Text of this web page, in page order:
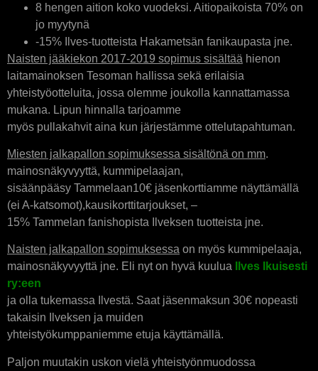
8 hengen aition koko vuodeksi. Aitiopaikoista 70% on
jo myytynä
-15% Ilves-tuotteista Hakametsän fanikaupasta jne.
Naisten jääkiekon 2017-2019 sopimus sisältää hienon
laitamainoksen Tesoman hallissa sekä erilaisia
yhteistyöotteluita, jossa olemme joukolla kannattamassa
mukana. Lipun hinnalla tarjoamme
myös pullakahvit aina kun järjestämme ottelutapahtuman.
Miesten jalkapallon sopimuksessa sisältönä on mm.
mainosnäkyvyyttä, kummipelaajan,
sisäänpääsy Tammelaan10€ jäsenkorttiamme näyttämällä
(ei A-katsomot),kausikorttitarjoukset, –
15% Tammelan fanishopista Ilveksen tuotteista jne.
Naisten jalkapallon sopimuksessa on myös kummipelaaja,
mainosnäkyvyyttä jne. Eli nyt on hyvä kuulua
Ilves Ikuisesti
ry:een
ja olla tukemassa Ilvestä. Saat jäsenmaksun 30€ nopeasti
takaisin Ilveksen ja muiden
yhteistyökumppaniemme etuja käyttämällä.
Paljon muutakin uskon vielä yhteistyönmuodossa